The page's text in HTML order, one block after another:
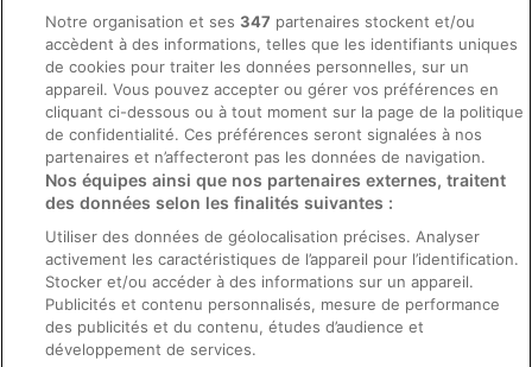
Directives de contenu et signalement de contenus
Aide
Soutien
Annuler votre réservation d’hôtel ou de propriété de vacances
Échéances de remboursement
Utiliser un coupon ebookers
Notre organisation et ses347 partenaires stockent et/ou
accèdent à des informations, telles que les identifiants uniques
de cookies pour traiter les données personnelles, sur un
appareil. Vous pouvez accepter ou gérer vos préférences en
cliquant ci-dessous ou à tout moment sur la page de la politique
de confidentialité. Ces préférences seront signalées à nos
partenaires et n’affecteront pas les données de navigation.
Nos équipes ainsi que nos partenaires externes, traitent
des données selon les finalités suivantes :
Utiliser des données de géolocalisation précises. Analyser
activement les caractéristiques de l’appareil pour l’identification.
Stocker et/ou accéder à des informations sur un appareil.
Publicités et contenu personnalisés, mesure de performance
des publicités et du contenu, études d’audience et
développement de services.